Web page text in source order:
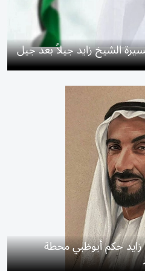
الشيخ زايد جيلاً بعد جيل
حكم أبوظبي محطة